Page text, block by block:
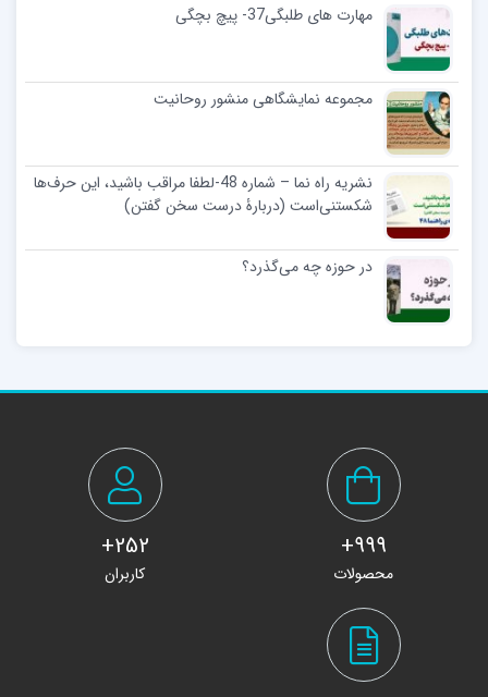
مهارت های طلبگی37- پیچ بچگی
مجموعه نمایشگاهی منشور روحانیت
نشریه راه نما – شماره 48-لطفا مراقب باشید، این حرف‌ها
شکستنی‌است (دربارۀ درست سخن گفتن)
در حوزه چه می‌گذرد؟
999+
محصولات
252+
کاربران